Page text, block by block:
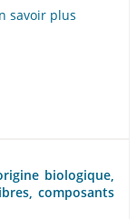
savoir plus
biologique,
composants